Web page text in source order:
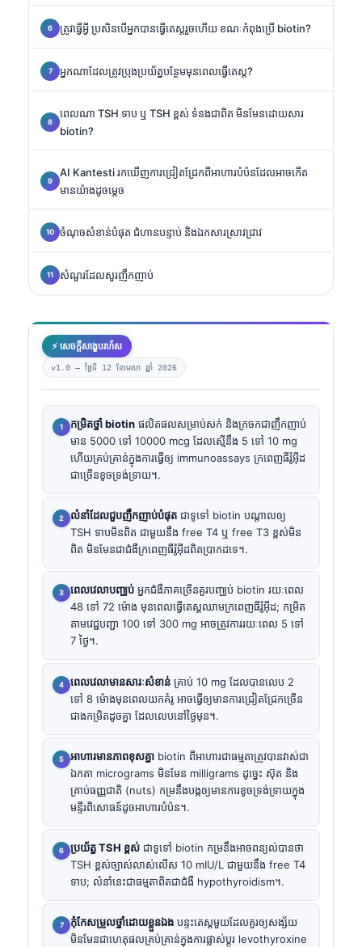
ត្រូវធ្វើអ្វី ប្រសិនបើអ្នកបានធ្វើតេស្តរួចហើយ ខណៈកំពុងប្រើ biotin?
អ្នកណាដែលត្រូវប្រុងប្រយ័ត្នបន្ថែមមុនពេលធ្វើតេស្ត?
ពេលណា TSH ទាប ឬ TSH ខ្ពស់ ទំនងជាពិត មិនមែនដោយសារ
biotin?
AI Kantesti រកឃើញការជ្រៀតជ្រែកពីអាហារបំប៉នដែលអាចកើត
មានយ៉ាងដូចម្តេច
ចំណុចសំខាន់បំផុត ជំហានបន្ទាប់ និងឯកសារស្រាវជ្រាវ
សំណួរដែលសួរញឹកញាប់
⚡ សេចក្តីសង្ខេបរហ័ស
v1.0 — ថ្ងៃទី 12 ខែមេសា ឆ្នាំ 2026
កម្រិតថ្នាំ biotin ផលិតផលសម្រាប់សក់ និងក្រចកជាញឹកញាប់
មាន 5000 ទៅ 10000 mcg ដែលស្មើនឹង 5 ទៅ 10 mg
ហើយគ្រប់គ្រាន់ក្នុងការធ្វើឲ្យ immunoassays ក្រពេញធីរ៉ូអ៊ីដ
ជាច្រើនខូចទ្រង់ទ្រាយ។.
លំនាំដែលជួបញឹកញាប់បំផុត ជាទូទៅ biotin បណ្តាលឲ្យ
TSH ទាបមិនពិត ជាមួយនឹង free T4 ឬ free T3 ខ្ពស់មិន
ពិត មិនមែនជាជំងឺក្រពេញធីរ៉ូអ៊ីដពិតប្រាកដទេ។.
ពេលវេលាបញ្ឈប់ អ្នកជំងឺភាគច្រើនគួរបញ្ឈប់ biotin រយៈពេល
48 ទៅ 72 ម៉ោង មុនពេលធ្វើតេស្តឈាមក្រពេញធីរ៉ូអ៊ីដ; កម្រិត
តាមវេជ្ជបញ្ជា 100 ទៅ 300 mg អាចត្រូវការរយៈពេល 5 ទៅ
7 ថ្ងៃ។.
ពេលវេលាមានសារៈសំខាន់ គ្រាប់ 10 mg ដែលបានលេប 2
ទៅ 8 ម៉ោងមុនពេលយកគំរូ អាចធ្វើឲ្យមានការជ្រៀតជ្រែកច្រើន
ជាងកម្រិតដូចគ្នា ដែលលេបនៅថ្ងៃមុន។.
អាហារមានភាពខុសគ្នា biotin ពីអាហារជាធម្មតាត្រូវបានវាស់ជា
ឯកតា micrograms មិនមែន milligrams ដូច្នេះ ស៊ុត និង
គ្រាប់ធញ្ញជាតិ (nuts) កម្រនឹងបង្កឲ្យមានការខូចទ្រង់ទ្រាយក្នុង
មន្ទីរពិសោធន៍ដូចអាហារបំប៉ន។.
ប្រយ័ត្ន TSH ខ្ពស់ ជាទូទៅ biotin កម្រនឹងអាចពន្យល់បានថា
TSH ខ្ពស់ច្បាស់លាស់លើស 10 mIU/L ជាមួយនឹង free T4
ទាប; លំនាំនេះជាធម្មតាពិតជាជំងឺ hypothyroidism។.
កុំកែសម្រួលថ្នាំដោយខ្លួនឯង បន្ទះតេស្តមួយដែលគួរឲ្យសង្ស័យ
មិនមែនជាហេតុផលគ្រប់គ្រាន់ក្នុងការផ្លាស់ប្តូរ levothyroxine